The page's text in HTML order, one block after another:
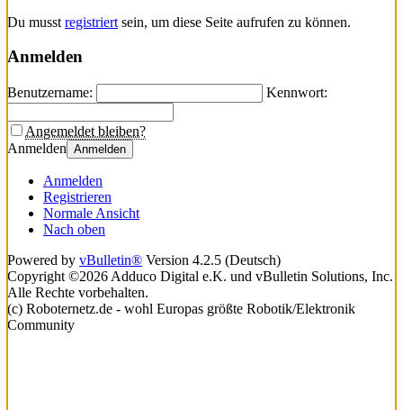
Du musst registriert sein, um diese Seite aufrufen zu können.
Anmelden
Benutzername: Kennwort:
Angemeldet bleiben?
Anmelden Anmelden
Anmelden
Registrieren
Normale Ansicht
Nach oben
Powered by vBulletin® Version 4.2.5 (Deutsch)
Copyright ©2026 Adduco Digital e.K. und vBulletin Solutions, Inc.
Alle Rechte vorbehalten.
(c) Roboternetz.de - wohl Europas größte Robotik/Elektronik
Community